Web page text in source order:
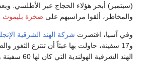
(سبتمبر) أبحر هؤلاء الحجاج عبر الأطلسي.
والمخاطر، ألقوا مراسيهم على صخرة بليموث
وفي آسيا، اقتصرت شركة الهند الشرقية
و17 سفينة، حاولت بها عبثاً أن تنتزع